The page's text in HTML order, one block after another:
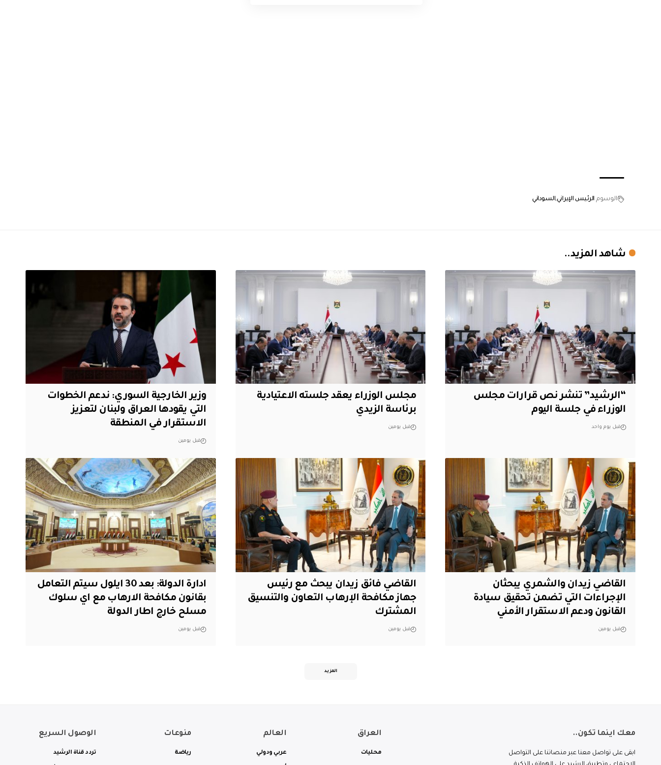
الوسوم الرئيس الإيراني السوداني
شاهد المزيد..
“الرشيد” تنشر نص قرارات مجلس
الوزراء في جلسة اليوم
قبل يوم واحد
مجلس الوزراء يعقد جلسته الاعتيادية
برئاسة الزيدي
قبل يومين
وزير الخارجية السوري: ندعم الخطوات
التي يقودها العراق ولبنان لتعزيز
الاستقرار في المنطقة
قبل يومين
القاضي زيدان والشمري يبحثان
الإجراءات التي تضمن تحقيق سيادة
القانون ودعم الاستقرار الأمني
قبل يومين
القاضي فائق زيدان يبحث مع رئيس
جهاز مكافحة الإرهاب التعاون والتنسيق
المشترك
قبل يومين
ادارة الدولة: بعد 30 ايلول سيتم التعامل
بقانون مكافحة الارهاب مع اي سلوك
مسلح خارج اطار الدولة
قبل يومين
المزيد
معك اينما تكون..
ابقى على تواصل معنا عبر منصاتنا على التواصل
العراق
محليات
العالم
عربي ودولي
منوعات
رياضة
الوصول السريع
تردد قناة الرشيد